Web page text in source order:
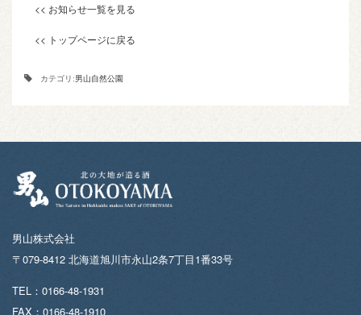
<< お知らせ一覧を見る
<< トップページに戻る
カテゴリ:男山自然公園
男山株式会社
〒079-8412 北海道旭川市永山2条7丁目1番33号
TEL：0166-48-1931
FAX：0166-48-1910